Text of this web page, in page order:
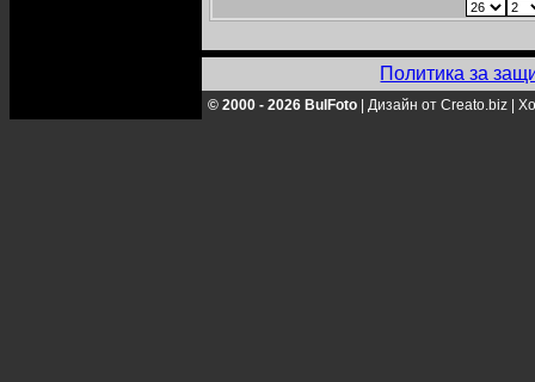
Политика за
© 2000 - 2026 BulFoto Дизайн от Creato.biz